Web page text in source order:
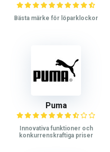
Bästa märke för löparklockor
Puma
Innovativa funktioner och
konkurrenskraftiga priser